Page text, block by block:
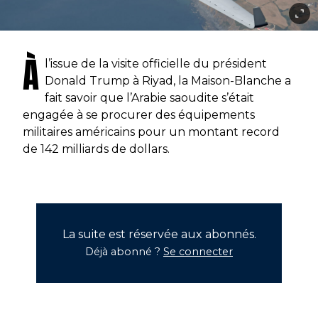
À
l’issue de la visite officielle du président
Donald Trump à Riyad, la Maison-Blanche a
fait savoir que l’Arabie saoudite s’était
engagée à se procurer des équipements
militaires américains pour un montant record
de 142 milliards de dollars.
La suite est réservée aux abonnés.
Déjà abonné ? Se connecter